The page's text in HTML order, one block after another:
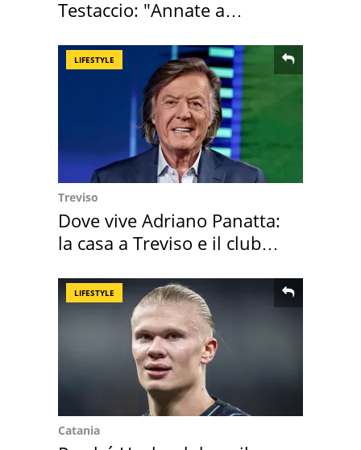
Testaccio: "Annate a
LIFESTYLE
Treviso
Dove vive Adriano Panatta:
la casa a Treviso e il club
LIFESTYLE
Catania